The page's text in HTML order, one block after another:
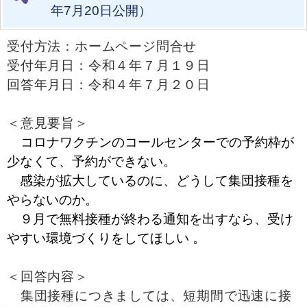
年7月20日公開）
受付方法：ホームページ問合せ
受付年月日：令和４年７月１９日
回答年月日：令和４年７月２０日
＜意見要旨＞
コロナワクチンのコールセンターでの予約枠が
少なくて、予約ができない。
感染が拡大しているのに、どうして集団接種を
やらないのか。
９月で無料接種が終わる通知を出すなら、受け
やすい環境づくりをしてほしい 。
＜回答内容＞
集団接種につきましては、短期間で迅速に接